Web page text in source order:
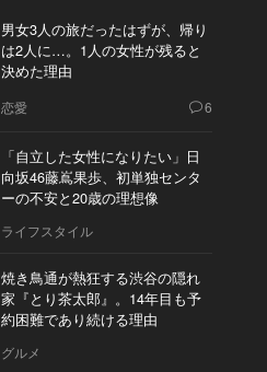
男女3人の旅だったはずが、帰り
は2人に…。1人の女性が残ると
決めた理由
恋愛 6
「自立した女性になりたい」日
向坂46藤嶌果歩、初単独センタ
ーの不安と20歳の理想像
ライフスタイル
焼き鳥通が熱狂する渋谷の隠れ
家『とり茶太郎』。14年目も予
約困難であり続ける理由
グルメ